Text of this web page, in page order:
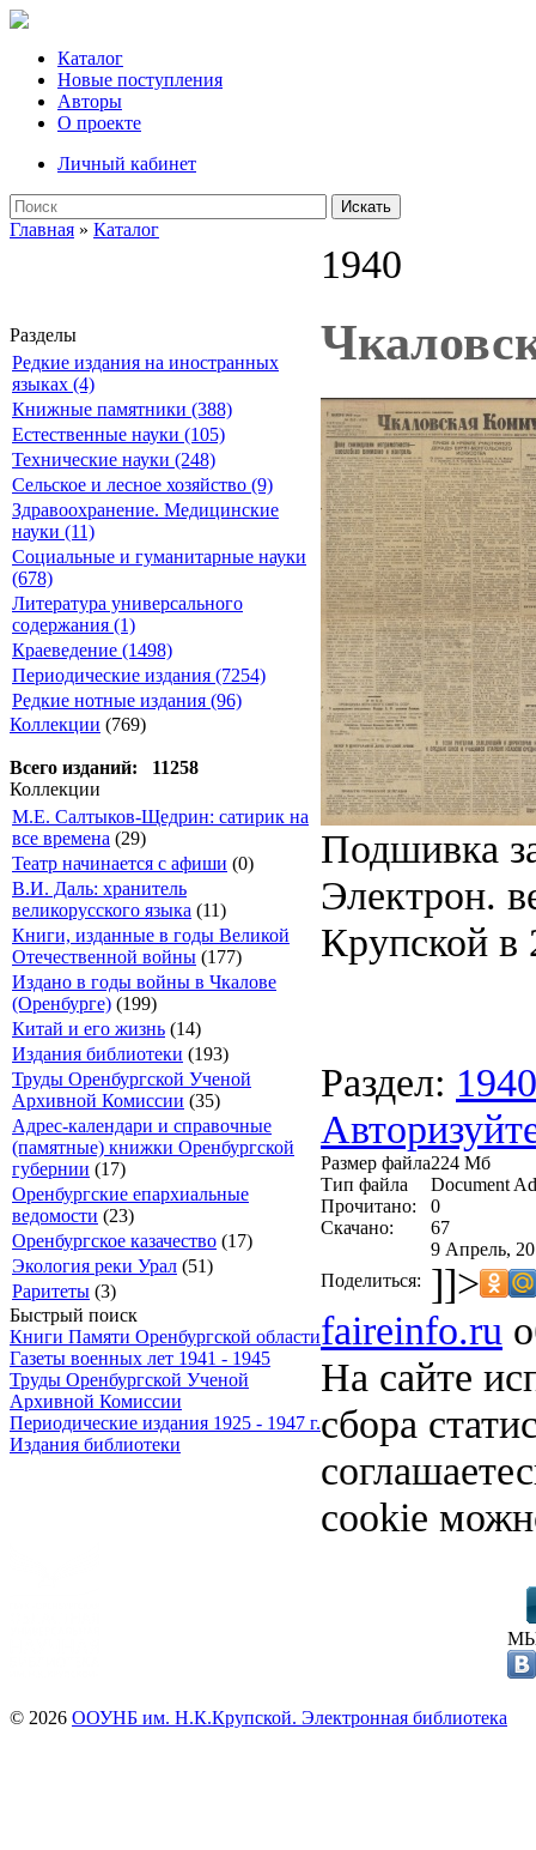
Каталог
Новые поступления
Авторы
О проекте
Личный кабинет
Искать
Главная » Каталог
Разделы
Редкие издания на иностранных
языках (4)
Книжные памятники (388)
Естественные науки (105)
Технические науки (248)
Сельское и лесное хозяйство (9)
Здравоохранение. Медицинские
науки (11)
Социальные и гуманитарные науки
(678)
Литература универсального
содержания (1)
Краеведение (1498)
Периодические издания (7254)
Редкие нотные издания (96)
Коллекции (769)
Всего изданий: 11258
Коллекции
М.Е. Салтыков-Щедрин: сатирик на
все времена (29)
Театр начинается с афиши (0)
В.И. Даль: хранитель
великорусского языка (11)
Книги, изданные в годы Великой
Отечественной войны (177)
Издано в годы войны в Чкалове
(Оренбурге) (199)
Китай и его жизнь (14)
Издания библиотеки (193)
Труды Оренбургской Ученой
Архивной Комиссии (35)
Адрес-календари и справочные
(памятные) книжки Оренбургской
губернии (17)
Оренбургские епархиальные
ведомости (23)
Оренбургское казачество (17)
Экология реки Урал (51)
Раритеты (3)
Быстрый поиск
Книги Памяти Оренбургской области
Газеты военных лет 1941 - 1945
Труды Оренбургской Ученой
Архивной Комиссии
Периодические издания 1925 - 1947 г.
Издания библиотеки
1940
Подшивка
Электрон.
Крупской в
Раздел: 1940
Размер файла224 Мб
Тип файла
Document
Прочитано:
0
Скачано:
67
9 Апрель,
Поделиться: ]]>
faireinfo.ru
На сайте
сбора
cookie
© 2026 ООУНБ им. Н.К.Крупской. Электронная библиотека